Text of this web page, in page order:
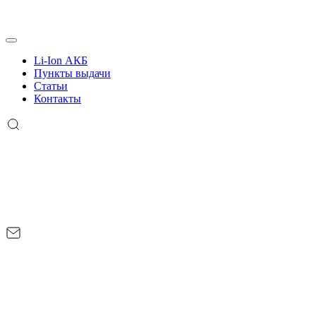
Li-Ion АКБ
Пункты выдачи
Статьи
Контакты